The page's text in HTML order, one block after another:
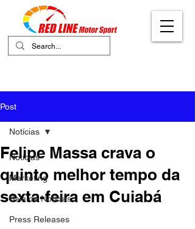
Post
Notícias
Marketing
Sala de Notícias
Press Releases
Notícias
Felipe Massa crava o
quinto melhor tempo da
sexta-feira em Cuiabá